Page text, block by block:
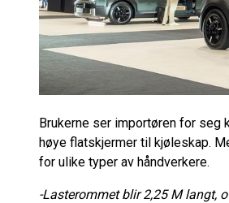
Brukerne ser importøren for seg
høye flatskjermer til kjøleskap.
for ulike typer av håndverkere.
-Lasterommet blir 2,25 M langt,